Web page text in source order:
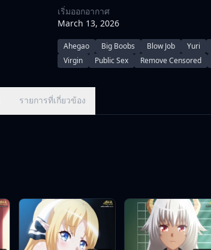
เริ่มออกอากาศ
March 13, 2026
Ahegao Big Boobs Blow Job Yuri
Virgin
Public Sex Remove Censored
รายการที่เกี่ยวข้อง